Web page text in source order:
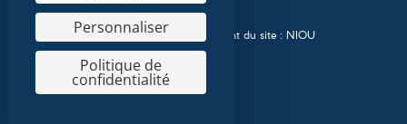
Personnaliser
Politique de
confidentialité
Conception et développement du site :NIOU